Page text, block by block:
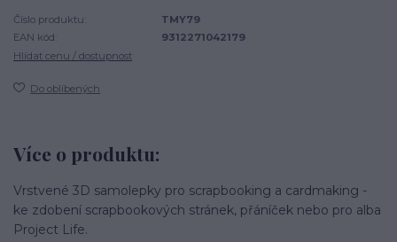
Číslo produktu:
TMY79
EAN kód:
9312271042179
Hlídat cenu / dostupnost
Do oblíbených
Více o produktu:
Vrstvené 3D samolepky pro scrapbooking a cardmaking -
ke zdobení scrapbookových stránek, přáníček nebo pro alba
Project Life.